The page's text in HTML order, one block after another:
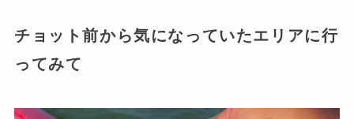
チョット前から気になっていたエリアに行
ってみて